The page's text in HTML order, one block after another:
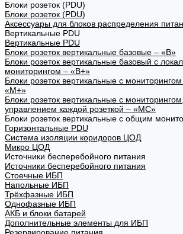
Блоки розеток (PDU)
Блоки розеток (PDU)
Аксессуары для блоков распределения
Вертикальные PDU
Вертикальные PDU
Блоки розеток вертикальные базовые – «В»
Блоки розеток вертикальные базовый с
мониторингом – «В+»
Блоки розеток вертикальные с
«М+»
Блоки розеток вертикальные с
управлением каждой розеткой – «МС»
Блоки розеток вертикальные с общим
Горизонтальные PDU
Система изоляции коридоров ЦОД
Микро ЦОД
Источники бесперебойного питания
Источники бесперебойного питания
Стоечные ИБП
Напольные ИБП
Трёхфазные ИБП
Однофазные ИБП
АКБ и блоки батарей
Дополнительные элементы для ИБП